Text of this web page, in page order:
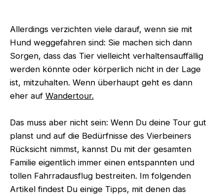
Allerdings verzichten viele darauf, wenn sie mit
Hund weggefahren sind: Sie machen sich dann
Sorgen, dass das Tier vielleicht verhaltensauffällig
werden könnte oder körperlich nicht in der Lage
ist, mitzuhalten. Wenn überhaupt geht es dann
eher auf Wandertour.
Das muss aber nicht sein: Wenn Du deine Tour gut
planst und auf die Bedürfnisse des Vierbeiners
Rücksicht nimmst, kannst Du mit der gesamten
Familie eigentlich immer einen entspannten und
tollen Fahrradausflug bestreiten. Im folgenden
Artikel findest Du einige Tipps, mit denen das